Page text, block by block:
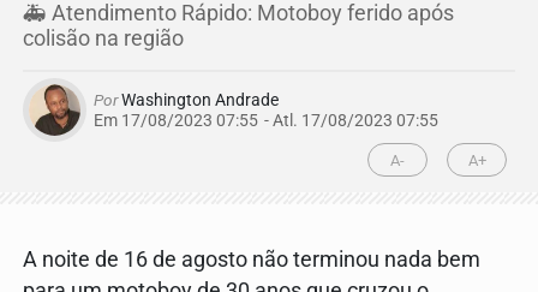
🚑 Atendimento Rápido: Motoboy ferido após
colisão na região
PorWashington Andrade
Em 17/08/2023 07:55 - Atl. 17/08/2023 07:55
A- A+
A noite de 16 de agosto não terminou nada bem